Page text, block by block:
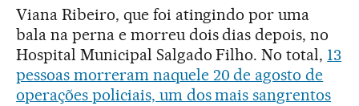
Viana Ribeiro, que foi atingindo por uma
bala na perna e morreu dois dias depois, no
Hospital Municipal Salgado Filho. No total, 13
pessoas morreram naquele 20 de agosto de
operações policiais, um dos mais sangrentos